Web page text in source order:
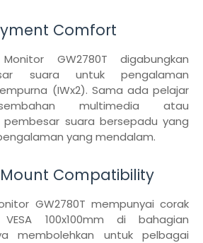
Comfort
GW2780T digabungkan
suara untuk pengalaman
(IWx2). Sama ada pelajar
multimedia atau
pembesar suara bersepadu yang
yang mendalam.
Mount Compatibility
GW2780T mempunyai corak
100x100mm di bahagian
membolehkan untuk pelbagai